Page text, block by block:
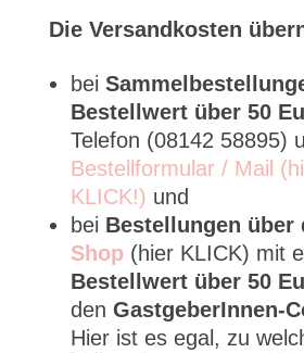
Die Versandkosten
bei
Bestellwert über 50
Telefon (08142 58895)
Bestellformular / Mail
KLICK!) und
bei Bestellungen über
Shop (hier KLICK) mit
Bestellwert über 50
den GastgeberInnen-
Hier ist es egal, zu